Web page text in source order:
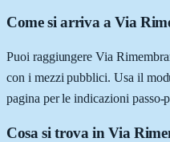
Come si arriva a Via
Puoi raggiungere Via
con i mezzi pubblici. Usa il
pagina per le indicazioni passo-
Cosa si trova in Via